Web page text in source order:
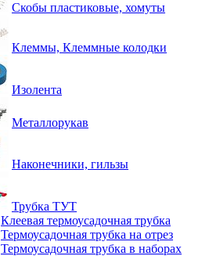
Скобы пластиковые, хомуты
Клеммы, Клеммные колодки
Изолента
Металлорукав
Наконечники, гильзы
Трубка ТУТ
Клеевая термоусадочная трубка
Термоусадочная трубка на отрез
Термоусадочная трубка в наборах